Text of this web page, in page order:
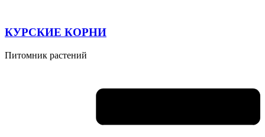
КУРСКИЕ КОРНИ
Питомник растений